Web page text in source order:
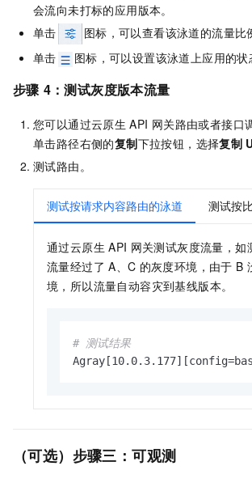
会流向未打标的应用版本。
单击
图标，可以查看该泳道的流量比
单击
图标，可以设置该泳道上应用的状
步骤 4：测试灰度版本流量
您可以通过云原生 API 网关路由或者接口
单击路径右侧的复制下拉按钮，选择复制
测试路由。
测试按请求内容路由的泳道 测试按
通过云原生 API 网关测试灰度流量，如
流量经过了 A、C 的灰度环境，由于 B
境，所以流量自动容灾到基线版本。
# 测试结果
（可选）步骤三：可观测